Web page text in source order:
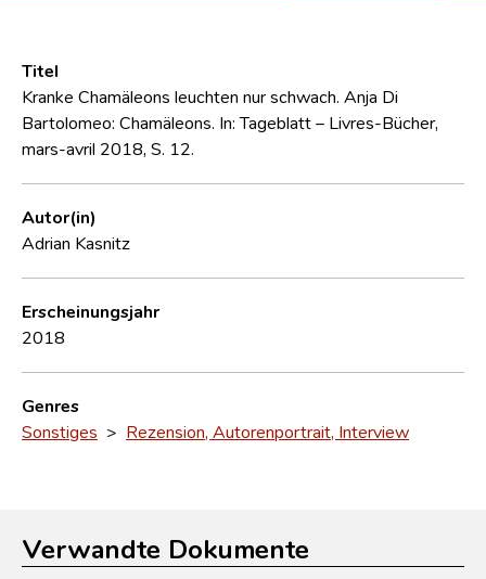
Forschungsgruppe
Kontakt
Titel
Kranke Chamäleons leuchten nur schwach. Anja Di
Bartolomeo: Chamäleons. In: Tageblatt – Livres-Bücher,
mars-avril 2018, S. 12.
Autor(in)
Adrian Kasnitz
Erscheinungsjahr
2018
Genres
Sonstiges > Rezension, Autorenportrait, Interview
Verwandte Dokumente